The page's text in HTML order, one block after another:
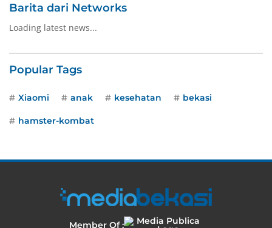
Barita dari Networks
Loading latest news...
Popular Tags
Xiaomi anak kesehatan bekasi
hamster-kombat
Member Of :